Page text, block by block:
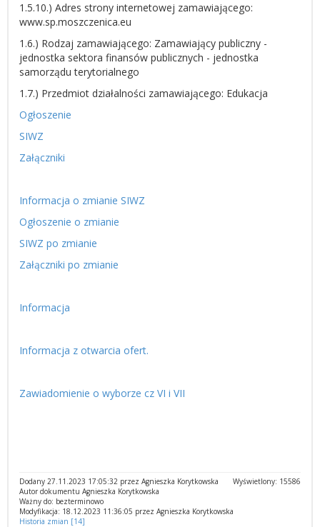
1.5.10.) Adres strony internetowej zamawiającego:
www.sp.moszczenica.eu
1.6.) Rodzaj zamawiającego: Zamawiający publiczny -
jednostka sektora finansów publicznych - jednostka
samorządu terytorialnego
1.7.) Przedmiot działalności zamawiającego: Edukacja
Ogłoszenie
SIWZ
Załączniki
Informacja o zmianie SIWZ
Ogłoszenie o zmianie
SIWZ po zmianie
Załączniki po zmianie
Informacja
Informacja z otwarcia ofert.
Zawiadomienie o wyborze cz VI i VII
Wyświetlony: 15586
Dodany 27.11.2023 17:05:32 przez Agnieszka Korytkowska
Autor dokumentu Agnieszka Korytkowska
Ważny do: bezterminowo
Modyfikacja: 18.12.2023 11:36:05 przez Agnieszka Korytkowska
Historia zmian [14]